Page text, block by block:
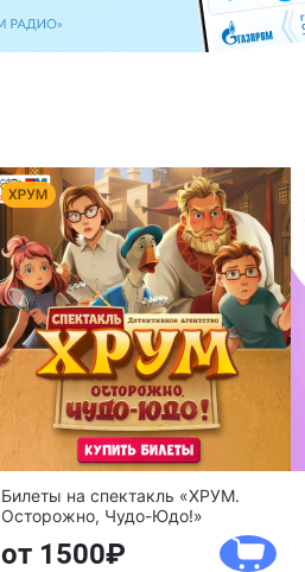
Билеты на спектакль «ХРУМ.
Осторожно, Чудо-Юдо!»
от 1500